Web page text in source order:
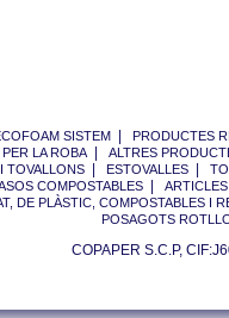
SISTEM|
PRODUCTES
LA ROBA| ALTRES
TOVALLONS ESTOVALLES
COMPOSTABLES|
DE PLÀSTIC, COMPOSTABLES I
POSAGOTS
COPAPER S.C.P,